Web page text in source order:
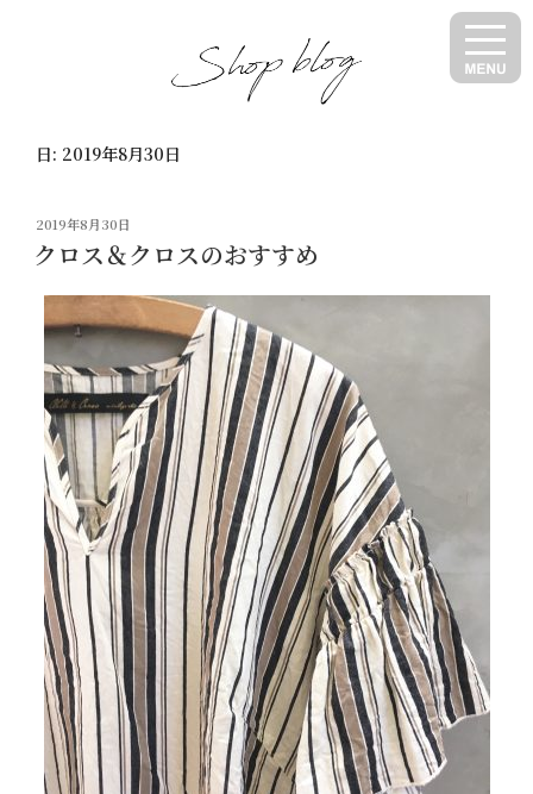
日: 2019年8月30日
投
稿
日:
2019年8月30日
クロス＆クロスのおすすめ